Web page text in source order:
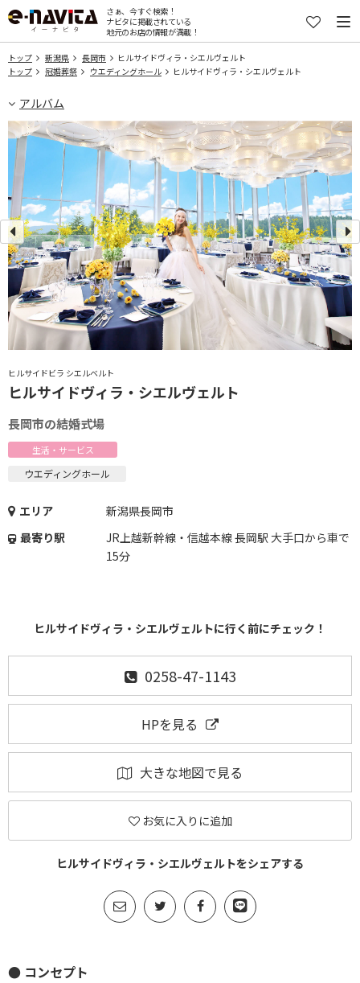
さぁ、今すぐ検索！
ナビタに掲載されている
地元のお店の情報が満載！
トップ 新潟県 長岡市
ヒルサイドヴィラ・シエルヴェルト
トップ
冠婚葬祭 ウエディングホール ヒルサイドヴィラ・シエルヴェルト
アルバム
ヒルサイドビラ シエルベルト
ヒルサイドヴィラ・シエルヴェルト
長岡市の結婚式場
生活・サービス
ウエディングホール
エリア
新潟県長岡市
最寄り駅
JR上越新幹線・信越本線 長岡駅 大手口から車で
15分
ヒルサイドヴィラ・シエルヴェルトに行く前にチェック！
0258-47-1143
HPを見る
大きな地図で見る
お気に入りに追加
ヒルサイドヴィラ・シエルヴェルトをシェアする
● コンセプト